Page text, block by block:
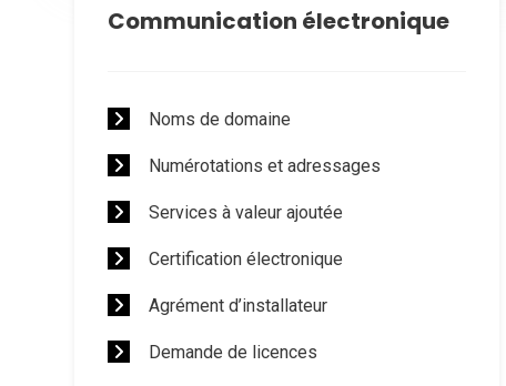
Communication électronique
Noms de domaine
Numérotations et adressages
Services à valeur ajoutée
Certification électronique
Agrément d’installateur
Demande de licences